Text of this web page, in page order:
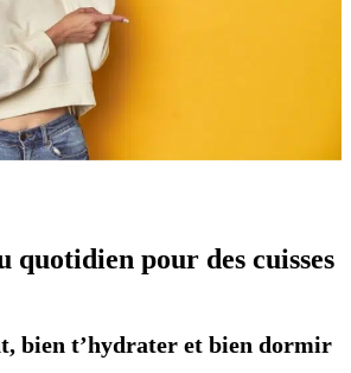
quotidien pour des cuisses
bien t’hydrater et bien dormir